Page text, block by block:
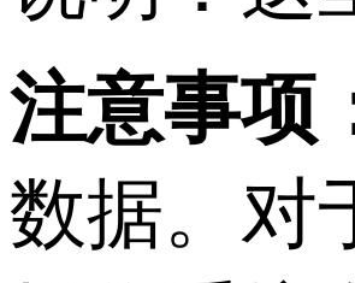
注意事项
数据。对